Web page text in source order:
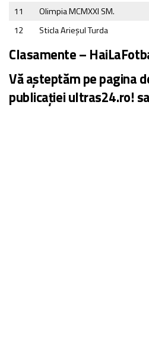
11
Olimpia MCMXXI SM.
12
Sticla Arieşul Turda
Clasamente –
Vă așteptăm pe pagina
publicațieiultras24.ro!